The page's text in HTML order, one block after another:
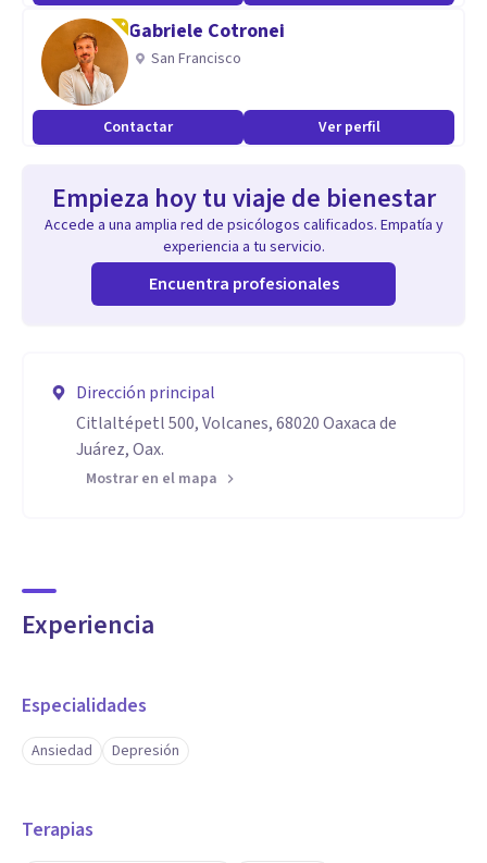
Gabriele Cotronei
San Francisco
Contactar Ver perfil
Empieza hoy tu viaje de bienestar
Accede a una amplia red de psicólogos calificados. Empatía y
experiencia a tu servicio.
Encuentra profesionales
Dirección principal
Citlaltépetl 500, Volcanes, 68020 Oaxaca de
Juárez, Oax.
Mostrar en el mapa
Experiencia
Especialidades
Ansiedad Depresión
Terapias